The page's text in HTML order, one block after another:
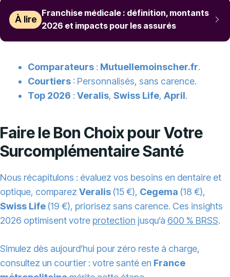
À lire
Franchise médicale : définition, montants
2026 et impacts pour les assurés
Comparateurs : Mutuellemoinscher.fr.
Courtiers : Personnalisés, sans carence.
Top 2026 : Veralis, Swiss Life, April.
Faire le Bon Choix pour Votre
Surcomplémentaire Santé
Nous récapitulons : évaluez vos besoins en dentaire et
optique, comparez Veralis (15 €), Cegema (18 €),
Swiss Life (19 €), priorisez sans carence. Ces insights
2026 optimisent votre protection jusqu’à 600 % BRSS.
Simulez dès aujourd’hui pour zéro reste à charge,
consultez un courtier : votre santé en France